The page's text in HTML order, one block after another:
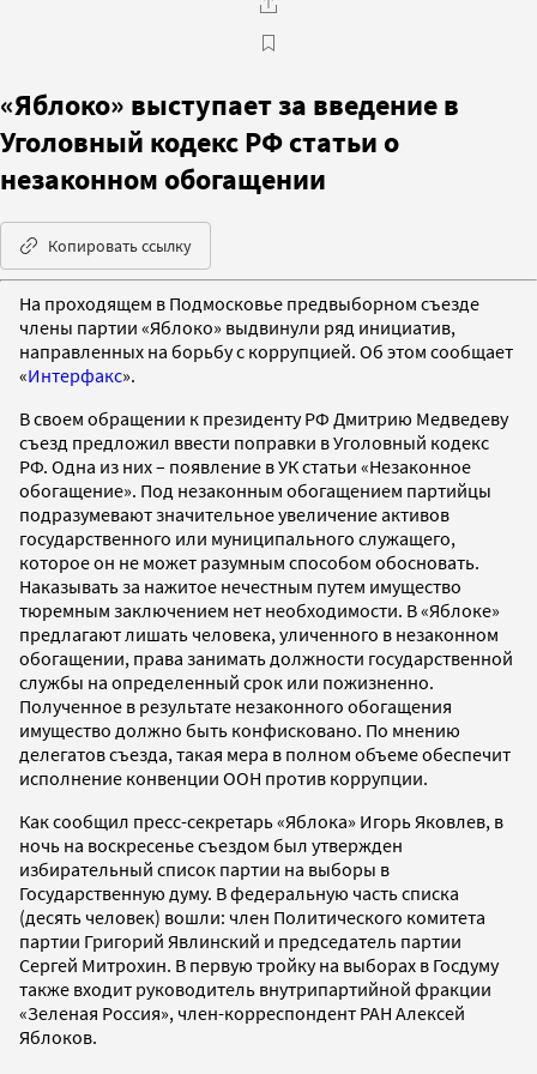
«Яблоко» выступает за введение в
Уголовный кодекс РФ статьи о
незаконном обогащении
Копировать ссылку
На проходящем в Подмосковье предвыборном съезде
члены партии «Яблоко» выдвинули ряд инициатив,
направленных на борьбу с коррупцией. Об этом сообщает
«Интерфакс».
В своем обращении к президенту РФ Дмитрию Медведеву
съезд предложил ввести поправки в Уголовный кодекс
РФ. Одна из них – появление в УК статьи «Незаконное
обогащение». Под незаконным обогащением партийцы
подразумевают значительное увеличение активов
государственного или муниципального служащего,
которое он не может разумным способом обосновать.
Наказывать за нажитое нечестным путем имущество
тюремным заключением нет необходимости. В «Яблоке»
предлагают лишать человека, уличенного в незаконном
обогащении, права занимать должности государственной
службы на определенный срок или пожизненно.
Полученное в результате незаконного обогащения
имущество должно быть конфисковано. По мнению
делегатов съезда, такая мера в полном объеме обеспечит
исполнение конвенции ООН против коррупции.
Как сообщил пресс-секретарь «Яблока» Игорь Яковлев, в
ночь на воскресенье съездом был утвержден
избирательный список партии на выборы в
Государственную думу. В федеральную часть списка
(десять человек) вошли: член Политического комитета
партии Григорий Явлинский и председатель партии
Сергей Митрохин. В первую тройку на выборах в Госдуму
также входит руководитель внутрипартийной фракции
«Зеленая Россия», член-корреспондент РАН Алексей
Яблоков.